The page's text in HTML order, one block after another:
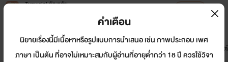
Tunwalai ธัญวลัย
หน้าแรก นิยาย อีบุ๊ก การ์ตูน
มาใหม่
ดรีมแชท ธัญลิสต์
คำเตือน
นิยายเรื่องนี้มีเนื้อหาหรือรูปแบบการนำเสนอ เช่น ภาพประกอบ เพศ
ภาษา เป็นต้น ที่อาจไม่เหมาะสมกับผู้อ่านที่อายุต่ำกว่า 18 ปี ควรใช้วิจา